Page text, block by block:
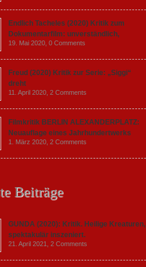
Endlich Tacheles (2020) Kritik zum
Dokumentarfilm: unverständlich,
19. Mai 2020, 0 Comments
Freud (2020) Kritik zur Serie: „Siggi“
dreht
11. April 2020, 2 Comments
Filmkritik BERLIN ALEXANDERPLATZ:
Neuauflage eines Jahrhundertwerks
1. März 2020, 2 Comments
Beiträge
GUNDA (2020): Kritik. Heilige Kreaturen,
spektakulär inszeniert.
21. April 2021, 2 Comments